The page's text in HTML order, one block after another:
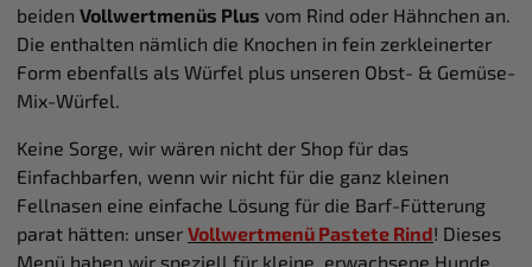
beiden Vollwertmenüs Plus vom Rind oder Hähnchen an.
Die enthalten nämlich die Knochen in fein zerkleinerter
Form ebenfalls als Würfel plus unseren Obst- & Gemüse-
Mix-Würfel.
Keine Sorge, wir wären nicht der Shop für das
Einfachbarfen, wenn wir nicht für die ganz kleinen
Fellnasen eine einfache Lösung für die Barf-Fütterung
parat hätten: unser Vollwertmenü Pastete Rind! Dieses
Menü haben wir speziell für kleine, erwachsene Hunde